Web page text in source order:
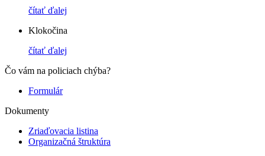
čítať ďalej
Klokočina
čítať ďalej
Čo vám na policiach chýba?
Formulár
Dokumenty
Zriaďovacia listina
Organizačná štruktúra